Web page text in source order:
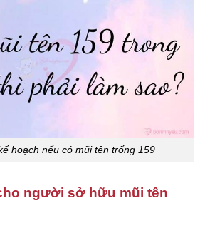
hoạch nếu có mũi tên trống 159
người sở hữu mũi tên